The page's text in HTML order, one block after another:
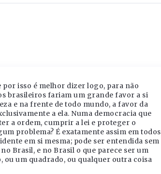
por isso é melhor dizer logo, para não
brasileiros fariam um grande favor a si
e na frente de todo mundo, a favor da
a ela. Numa democracia que
a ordem, cumprir a lei e proteger o
problema? É exatamente assim em todos
em si mesma; pode ser entendida sem
Brasil, e no Brasil o que parece ser um
um quadrado, ou qualquer outra coisa